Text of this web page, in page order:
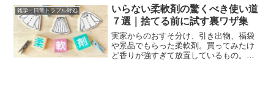
め、部品の寿命に応じて定期的な交換や
修理が必要になること...
雑学・日常トラブル対処
いらない柔軟剤の驚くべき使い道
７選｜捨てる前に試す裏ワザ集
実家からのおすそ分け、引き出物、福袋
や景品でもらった柔軟剤。買ってみたけ
ど香りが強すぎて放置しているもの。そ